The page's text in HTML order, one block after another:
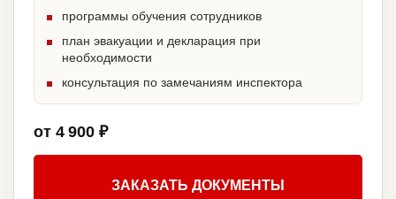
программы обучения сотрудников
план эвакуации и декларация при
необходимости
консультация по замечаниям инспектора
от 4 900 ₽
ЗАКАЗАТЬ ДОКУМЕНТЫ